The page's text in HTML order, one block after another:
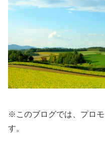
※このブログでは、プロ
す。